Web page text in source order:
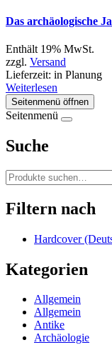
Das archäologische
Enthält 19% MwSt.
zzgl. Versand
Lieferzeit: in Planung
Weiterlesen
Seitenmenü öffnen
Seitenmenü
Suche
Filtern nach
Hardcover
Kategorien
Allgemein
Allgemein
Antike
Archäologie